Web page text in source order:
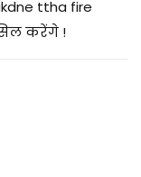
ttha fire
करेंगे !